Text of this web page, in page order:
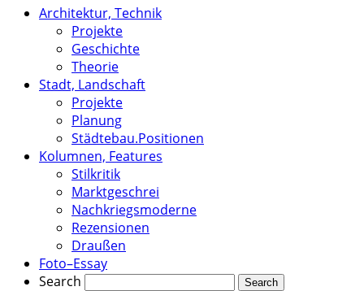
Architektur, Technik
Projekte
Geschichte
Theorie
Stadt, Landschaft
Projekte
Planung
Städtebau.Positionen
Kolumnen, Features
Stilkritik
Marktgeschrei
Nachkriegsmoderne
Rezensionen
Draußen
Foto–Essay
Search